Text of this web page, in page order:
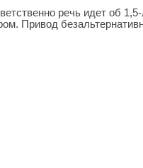
речь идет об 1,5-
Привод